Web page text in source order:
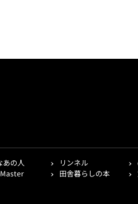
あの人 リンネル
田舎暮らしの本